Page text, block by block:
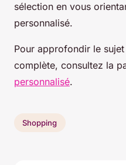
sélection en vous
personnalisé.
Pour approfondir le
complète, consultez la
personnalisé.
Shopping